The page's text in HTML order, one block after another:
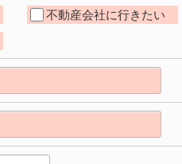
不動産会社に行きたい